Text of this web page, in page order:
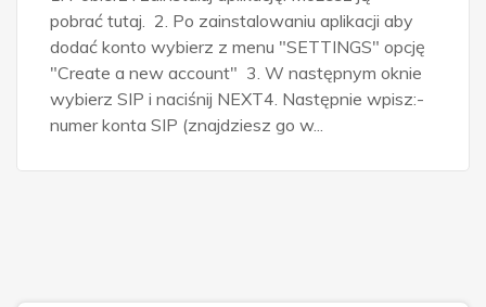
pobrać tutaj. 2. Po zainstalowaniu aplikacji aby
dodać konto wybierz z menu "SETTINGS" opcję
"Create a new account" 3. W następnym oknie
wybierz SIP i naciśnij NEXT4. Następnie wpisz:-
numer konta SIP (znajdziesz go w...